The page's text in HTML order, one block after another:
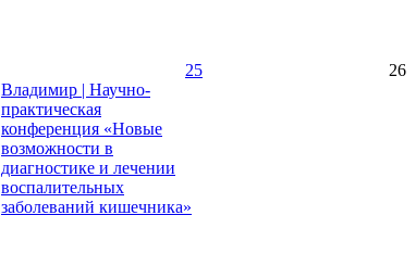
25
Владимир | Научно-
практическая
конференция «Новые
возможности в
диагностике и лечении
воспалительных
заболеваний кишечника»
26